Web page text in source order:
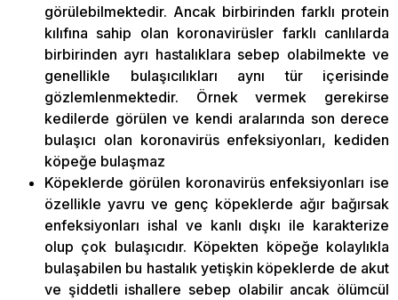
görülebilmektedir. Ancak birbirinden farklı protein
kılıfına sahip olan koronavirüsler farklı canlılarda
birbirinden ayrı hastalıklara sebep olabilmekte ve
genellikle bulaşıcılıkları aynı tür içerisinde
gözlemlenmektedir. Örnek vermek gerekirse
kedilerde görülen ve kendi aralarında son derece
bulaşıcı olan koronavirüs enfeksiyonları, kediden
köpeğe bulaşmaz
Köpeklerde görülen koronavirüs enfeksiyonları ise
özellikle yavru ve genç köpeklerde ağır bağırsak
enfeksiyonları ishal ve kanlı dışkı ile karakterize
olup çok bulaşıcıdır. Köpekten köpeğe kolaylıkla
bulaşabilen bu hastalık yetişkin köpeklerde de akut
ve şiddetli ishallere sebep olabilir ancak ölümcül